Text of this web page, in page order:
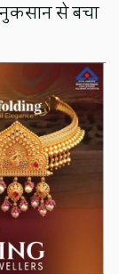
नुकसान से बचा